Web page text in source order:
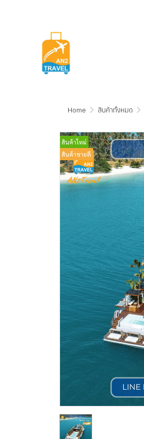
Home สินค้าทั้งหมด
สินค้าใหม่
สินค้าขายดี